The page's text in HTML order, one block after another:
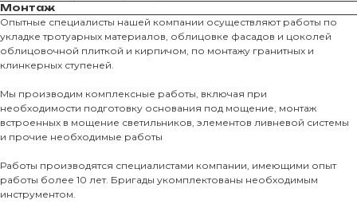
Монтаж
Опытные специалисты нашей компании осуществляют работы по
укладке тротуарных материалов, облицовке фасадов и цоколей
облицовочной плиткой и кирпичом, по монтажу гранитных и
клинкерных ступеней.
Мы производим комплексные работы, включая при
необходимости подготовку основания под мощение, монтаж
встроенных в мощение светильников, элементов ливневой системы
и прочие необходимые работы
Работы производятся специалистами компании, имеющими опыт
работы более 10 лет. Бригады укомплектованы необходимым
инструментом.
О КОМПАНИИ
О нас
Фасадные